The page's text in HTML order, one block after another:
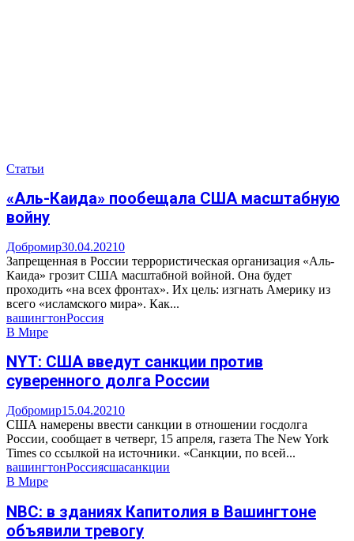
Статьи
«Аль-Каида» пообещала США масштабную
войну
Добромир30.04.20210
Запрещенная в России террористическая организация «Аль-
Каида» грозит США масштабной войной. Она будет
проходить «на всех фронтах». Их цель: изгнать Америку из
всего «исламского мира». Как...
вашингтонРоссия
В Мире
NYT: США введут санкции против
суверенного долга России
Добромир15.04.20210
США намерены ввести санкции в отношении госдолга
России, сообщает в четверг, 15 апреля, газета The New York
Times со ссылкой на источники. «Санкции, по всей...
вашингтонРоссиясшасанкции
В Мире
NBC: в зданиях Капитолия в Вашингтоне
объявили тревогу